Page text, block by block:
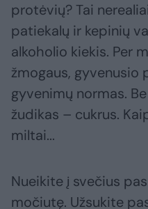
protėvių? Tai
patiekalų ir kepinių
alkoholio kiekis. Per
žmogaus,
gyvenimų normas.
žudikas – cukrus.
miltai...
Nueikite į svečius
močiutę. Užsukite